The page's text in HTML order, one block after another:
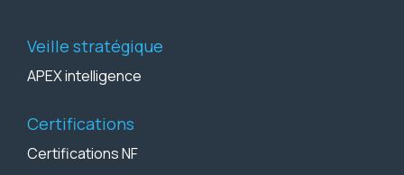
Veille stratégique
APEX intelligence
Certifications
Certifications NF